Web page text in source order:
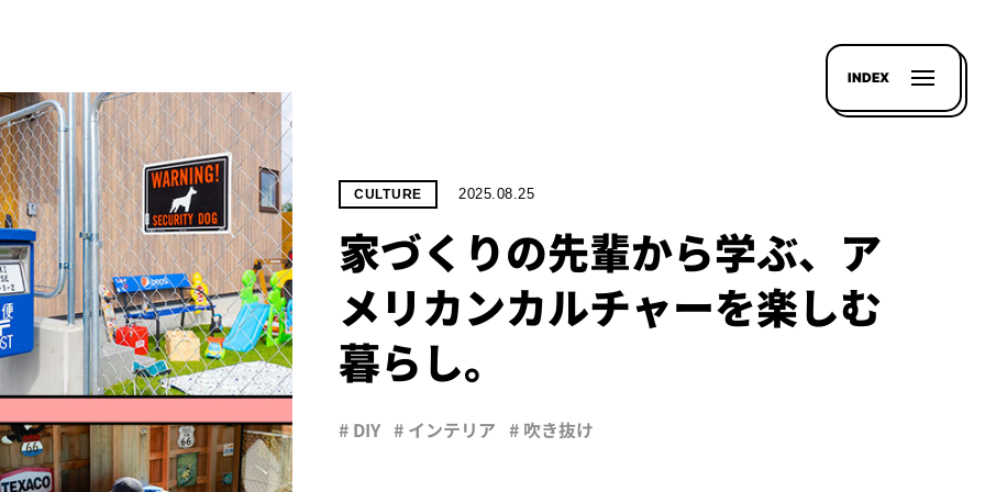
INDEX
CULTURE 2025.08.25
家づくりの先輩から学ぶ、ア
メリカンカルチャーを楽しむ
暮らし。
# DIY # インテリア # 吹き抜け